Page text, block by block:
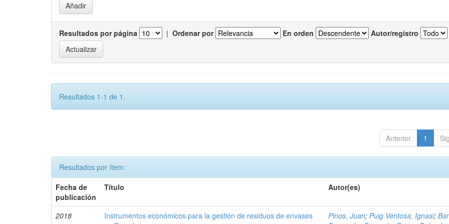
Resultados por página | Ordenar por En orden Autor/registro
Resultados 1-1 de 1.
Anterior 1
Resultados por ítem:
Fecha de
publicación
Título Autor(es)
2018
Instrumentos económicos para la gestión de residuos de envases
Pinos, Juan;Puig Ventosa, Ignasi;